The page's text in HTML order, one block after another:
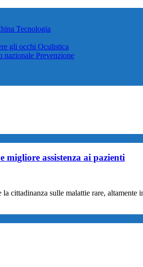
Tecnologia
gli occhi Oculistica
nazionale Prevenzione
assistenza ai pazienti
cittadinanza sulle malattie rare,